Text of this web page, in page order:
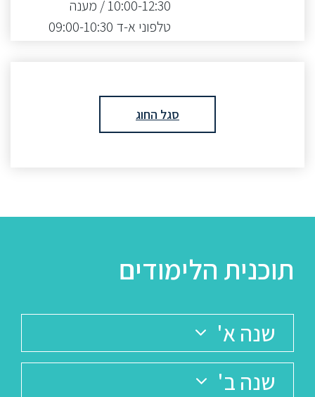
10:00-12:30 / מענה
טלפוני א-ד 09:00-10:30
סגל החוג
תוכנית הלימודים
שנה א'
שנה ב'